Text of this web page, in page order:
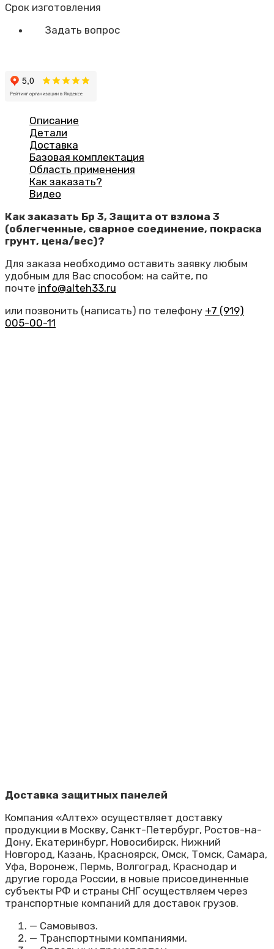
Срок изготовления
Задать вопрос
Описание
Детали
Доставка
Базовая комплектация
Область применения
Как заказать?
Видео
Как заказать Бр 3, Защита от взлома 3
(облегченные, сварное соединение, покраска
грунт, цена/вес)?
Для заказа необходимо оставить заявку любым
удобным для Вас способом: на сайте, по
почте info@alteh33.ru
или позвонить (написать) по телефону +7 (919)
005-00-11
Доставка защитных панелей
Компания «Алтех» осуществляет доставку
продукции в Москву, Санкт-Петербург, Ростов-на-
Дону, Екатеринбург, Новосибирск, Нижний
Новгород, Казань, Красноярск, Омск, Томск, Самара,
Уфа, Воронеж, Пермь, Волгоград, Краснодар и
другие города России, в новые присоединенные
субъекты РФ и страны СНГ осуществляем через
транспортные компаний для доставок грузов.
— Самовывоз.
— Транспортными компаниями.